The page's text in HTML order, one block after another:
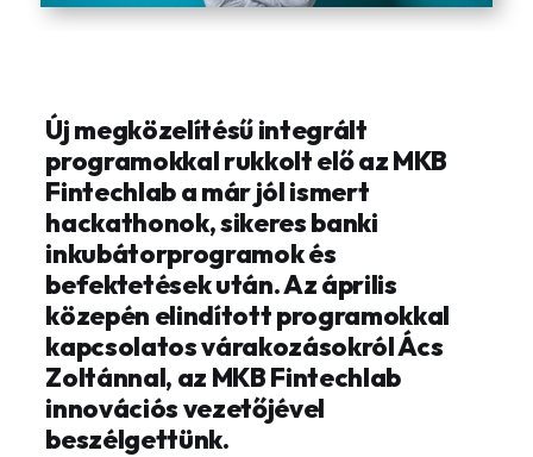
Új megközelítésű integrált
programokkal rukkolt elő az MKB
Fintechlab a már jól ismert
hackathonok, sikeres banki
inkubátorprogramok és
befektetések után. Az április
közepén elindított programokkal
kapcsolatos várakozásokról Ács
Zoltánnal, az MKB Fintechlab
innovációs vezetőjével
beszélgettünk.